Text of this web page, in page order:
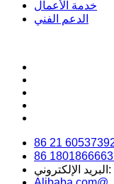
خدمة الأعمال
الدعم الفني
البريد الإلكتروني: